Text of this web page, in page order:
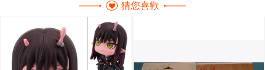
猜您喜歡